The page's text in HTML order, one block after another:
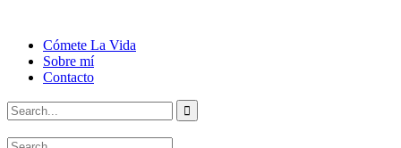
Cómete La Vida
Sobre mí
Contacto